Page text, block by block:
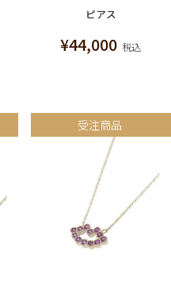
ピアス
¥44,000 税込
受注商品